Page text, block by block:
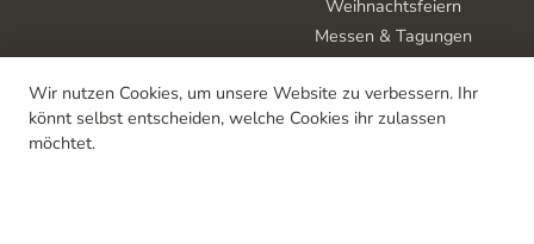
Weihnachtsfeiern
Messen & Tagungen
Tag der offenen Tür
Vereinsfeste
Wir nutzen Cookies, um unsere Website zu verbessern. Ihr
könnt selbst entscheiden, welche Cookies ihr zulassen
möchtet.